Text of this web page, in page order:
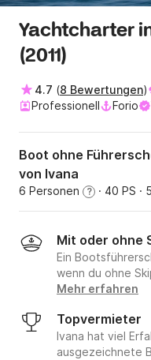
Yachtcharter
(2011)
4.7 (8 Bewertungen)
Professionell
Forio
Boot ohne
von Ivana
6 Personen ? · 40 PS ·
Mit oder ohne
Ein
wenn du ohne
Mehr erfahren
Topvermieter
Ivana hat viel
ausgezeichnete